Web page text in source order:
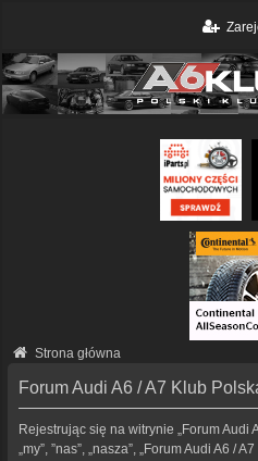
Strona główna
Forum Audi A6 / A7 Klub
Rejestrując się na witrynie „Forum Audi
„my”, ”nas”, „nasza”, „Forum Audi A6 /